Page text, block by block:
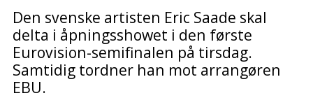
Den svenske artisten Eric Saade skal
delta i åpningsshowet i den første
Eurovision-semifinalen på tirsdag.
Samtidig tordner han mot arrangøren
EBU.